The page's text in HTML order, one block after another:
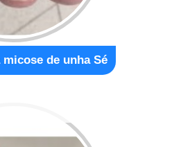
de unha Sé